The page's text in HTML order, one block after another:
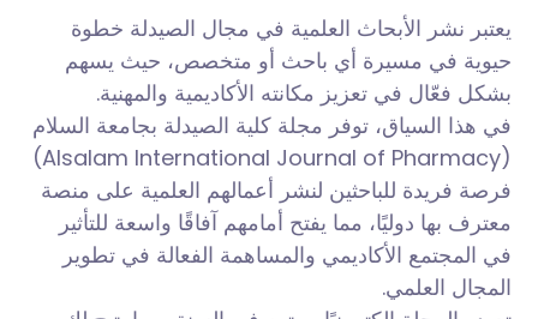
يعتبر نشر الأبحاث العلمية في مجال الصيدلة خطوة
حيوية في مسيرة أي باحث أو متخصص، حيث يسهم
بشكل فعّال في تعزيز مكانته الأكاديمية والمهنية.
في هذا السياق، توفر مجلة كلية الصيدلة بجامعة السلام
(Alsalam International Journal of Pharmacy)
فرصة فريدة للباحثين لنشر أعمالهم العلمية على منصة
معترف بها دوليًا، مما يفتح أمامهم آفاقًا واسعة للتأثير
في المجتمع الأكاديمي والمساهمة الفعالة في تطوير
المجال العلمي.